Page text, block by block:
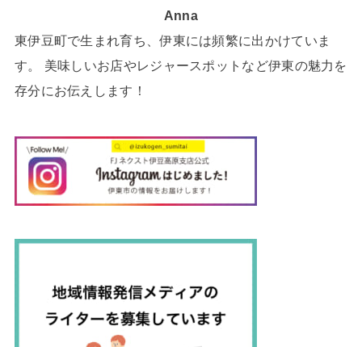
Anna
東伊豆町で生まれ育ち、伊東には頻繁に出かけていま
す。 美味しいお店やレジャースポットなど伊東の魅力を
存分にお伝えします！